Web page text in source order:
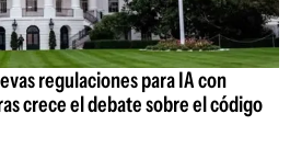
regulaciones para IA con
crece el debate sobre el código